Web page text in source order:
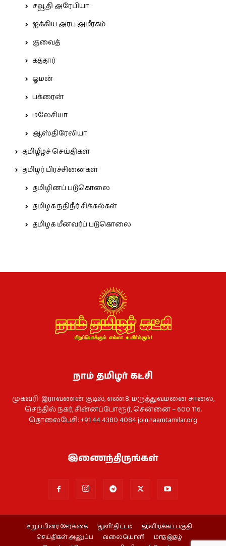
சவூதி அரேபியா
ஐக்கிய அரபு அமீரகம்
குவைத்
கத்தார்
ஓமன்
பக்ரைன்
மலேசியா
ஆஸ்திரேலியா
தமிழீழச் செய்திகள்
தமிழர் பிரச்சினைகள்
தமிழினப் படுகொலை
தமிழக நதிநீர் சிக்கல்கள்
தமிழக மீனவர்ப் படுகொலை
நாம் தமிழர் கட்சி
முகவரி: இராவணன் குடில், எண்.8. மருத்துவமனை சாலை,
செந்தில் நகர், சின்னப்போரூர், சென்னை – 600 116.
தொலைபேசி: +91 44 4380 4084join.naamtamilar.org
இணைந்திருங்கள்
உறுப்பினர் சேர்க்கை ‘துளி’ திட்டம்
தரவிறக்கப் பகுதி
செய்திகள் அனுப்ப
வலையொளி
மாத இதழ்